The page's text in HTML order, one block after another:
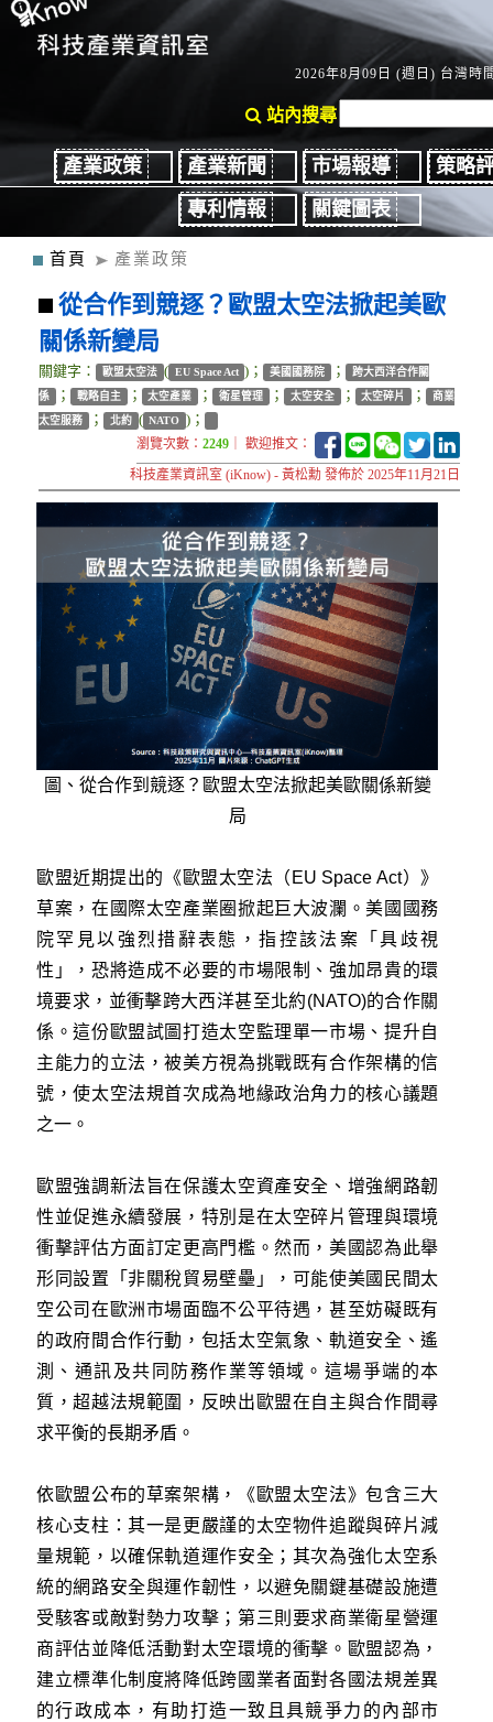
2026年8月09日 (週日) 台灣時
站內搜尋
產業政策 產業新聞 市場報導
策略
專利情報
關鍵圖表
首頁 產業政策
從合作到競逐？歐盟太空法掀起美歐
關係新變局
關鍵字： 歐盟太空法 ( EU Space Act )； 美國國務院 ；
跨大西洋合作關
係 ； 戰略自主 ； 太空產業 ； 衛星管理 ； 太空安全 ； 太空碎片 ； 商業
太空服務 ； 北約 ( NATO )；
瀏覽次數：2249 ｜ 歡迎推文：
科技產業資訊室 (iKnow) - 黃松勳 發佈於 2025年11月21日
圖、從合作到競逐？歐盟太空法掀起美歐關係新變
局
歐盟近期提出的《歐盟太空法（EU Space Act）》
草案，在國際太空產業圈掀起巨大波瀾。美國國務
院罕見以強烈措辭表態，指控該法案「具歧視
性」，恐將造成不必要的市場限制、強加昂貴的環
境要求，並衝擊跨大西洋甚至北約(NATO)的合作關
係。這份歐盟試圖打造太空監理單一市場、提升自
主能力的立法，被美方視為挑戰既有合作架構的信
號，使太空法規首次成為地緣政治角力的核心議題
之一。
歐盟強調新法旨在保護太空資產安全、增強網路韌
性並促進永續發展，特別是在太空碎片管理與環境
衝擊評估方面訂定更高門檻。然而，美國認為此舉
形同設置「非關稅貿易壁壘」，可能使美國民間太
空公司在歐洲市場面臨不公平待遇，甚至妨礙既有
的政府間合作行動，包括太空氣象、軌道安全、遙
測、通訊及共同防務作業等領域。這場爭端的本
質，超越法規範圍，反映出歐盟在自主與合作間尋
求平衡的長期矛盾。
依歐盟公布的草案架構，《歐盟太空法》包含三大
核心支柱：其一是更嚴謹的太空物件追蹤與碎片減
量規範，以確保軌道運作安全；其次為強化太空系
統的網路安全與運作韌性，以避免關鍵基礎設施遭
受駭客或敵對勢力攻擊；第三則要求商業衛星營運
商評估並降低活動對太空環境的衝擊。歐盟認為，
建立標準化制度將降低跨國業者面對各國法規差異
的行政成本，有助打造一致且具競爭力的內部市